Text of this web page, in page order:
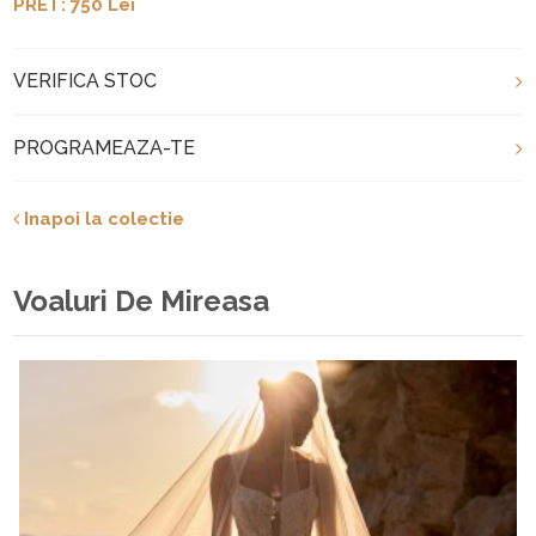
PRET: 750 Lei
VERIFICA STOC
PROGRAMEAZA-TE
Inapoi la colectie
Voaluri De Mireasa